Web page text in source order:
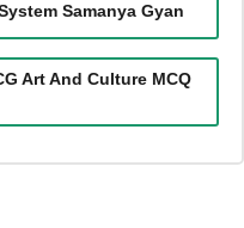
System Samanya Gyan
CG Art And Culture MCQ